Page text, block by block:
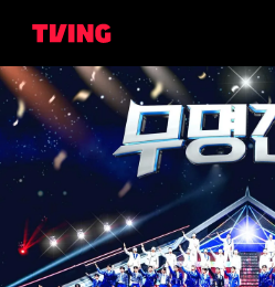
무명전설 1화